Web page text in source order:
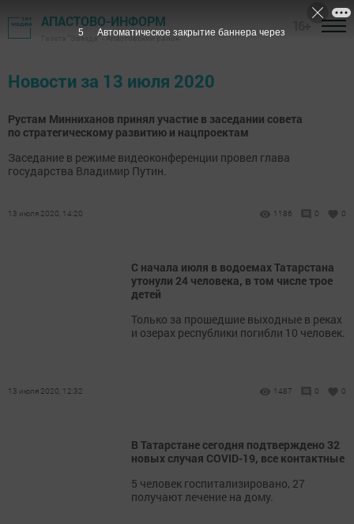
АПАСТОВО-ИНФОРМ
Газета "Звезда" - Апастовский район
Новости за 13 июля 2020
Рустам Минниханов принял участие в заседании совета
по стратегическому развитию и нацпроектам
Заседание в режиме видеоконференции провел глава
государства Владимир Путин.
13 июля 2020, 14:20 1186 0 0
С начала июля в водоемах Татарстана
утонули 24 человека, в том числе трое
детей
Только за прошедшие выходные в реках
и озерах республики погибли 10 человек.
13 июля 2020, 12:32 1487 0 0
В Татарстане сегодня подтверждено 32
новых случая COVID-19, все контактные
5 человек госпитализировано, 27
получают лечение на дому.
5 Автоматическое закрытие баннера через